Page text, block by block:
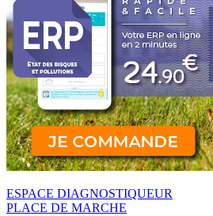
ESPACE DIAGNOSTIQUEUR
PLACE DE MARCHE